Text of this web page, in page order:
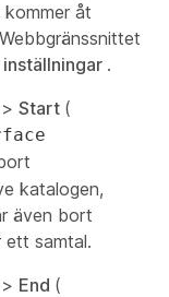
kommer åt
.
> Start (
katalogen,
även bort
ett samtal.
> End (